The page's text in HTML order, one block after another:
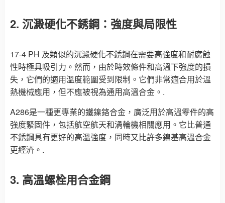
2. 沉澱硬化不銹鋼：強度與局限性
17-4 PH 及類似的沉澱硬化不銹鋼在需要高強度和耐腐蝕
性時極具吸引力。然而，由於時效條件和高溫下強度的損
失，它們的適用溫度範圍受到限制。它們非常適合用於溫
熱機械應用，但不應被視為通用高溫合金。.
A286是一種更專業的鐵鎳鉻合金，廣泛用於高溫零件的高
強度緊固件，包括航空航天和渦輪機相關應用。它比普通
不銹鋼具有更好的高溫強度，同時又比許多鎳基高溫合金
更經濟。.
3. 高溫螺栓用合金鋼